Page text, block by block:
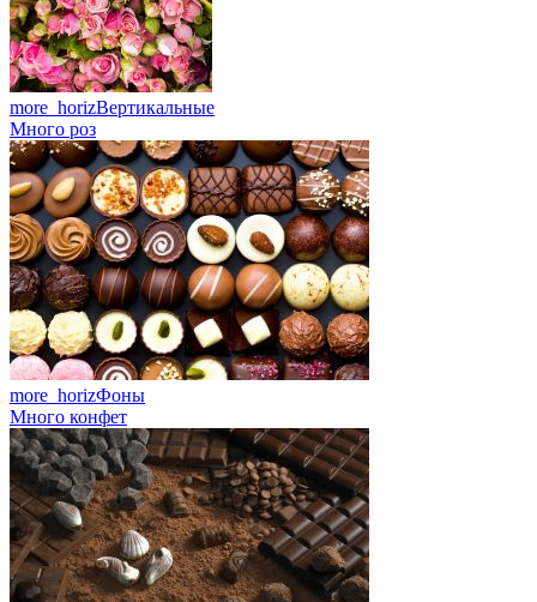
more_horizВертикальные
Много роз
more_horizФоны
Много конфет